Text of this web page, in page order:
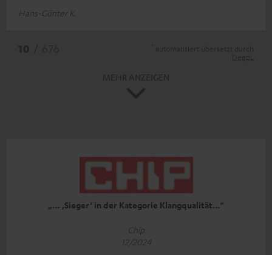
Hans-Günter K.
„… ‚Sieger‘ in der Kategorie Klangqualität…“
Chip
12/2024